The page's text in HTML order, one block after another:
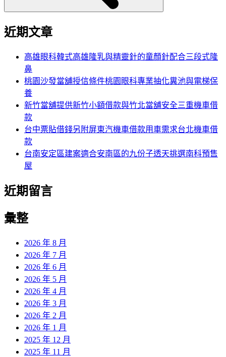
近期文章
高雄眼科韓式高雄隆乳與精靈針的童顏針配合三段式隆
鼻
桃園沙發當舖授信條件桃園眼科專業抽化糞池與電梯保
養
新竹當舖提供新竹小額借款與竹北當舖安全三重機車借
款
台中票貼借錢另附屏東汽機車借款用車需求台北機車借
款
台南安定區建案適合安南區的九份子透天挑選南科預售
屋
近期留言
彙整
2026 年 8 月
2026 年 7 月
2026 年 6 月
2026 年 5 月
2026 年 4 月
2026 年 3 月
2026 年 2 月
2026 年 1 月
2025 年 12 月
2025 年 11 月